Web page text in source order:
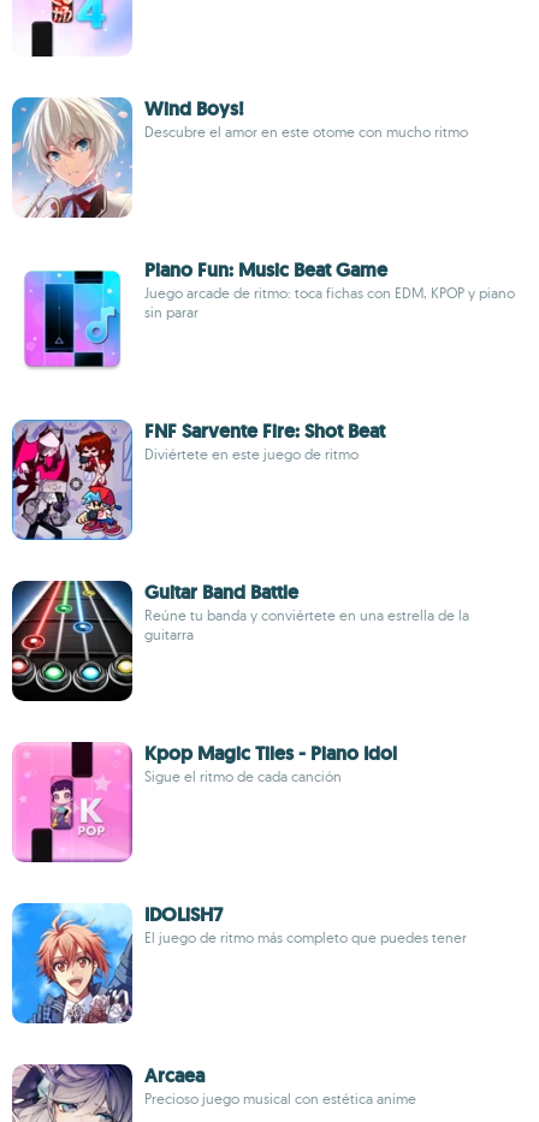
Wind Boys!
Descubre el amor en este otome con mucho ritmo
Piano Fun: Music Beat Game
Juego arcade de ritmo: toca fichas con EDM, KPOP y piano
sin parar
FNF Sarvente Fire: Shot Beat
Diviértete en este juego de ritmo
Guitar Band Battle
Reúne tu banda y conviértete en una estrella de la
guitarra
Kpop Magic Tiles - Piano Idol
Sigue el ritmo de cada canción
IDOLiSH7
El juego de ritmo más completo que puedes tener
Arcaea
Precioso juego musical con estética anime